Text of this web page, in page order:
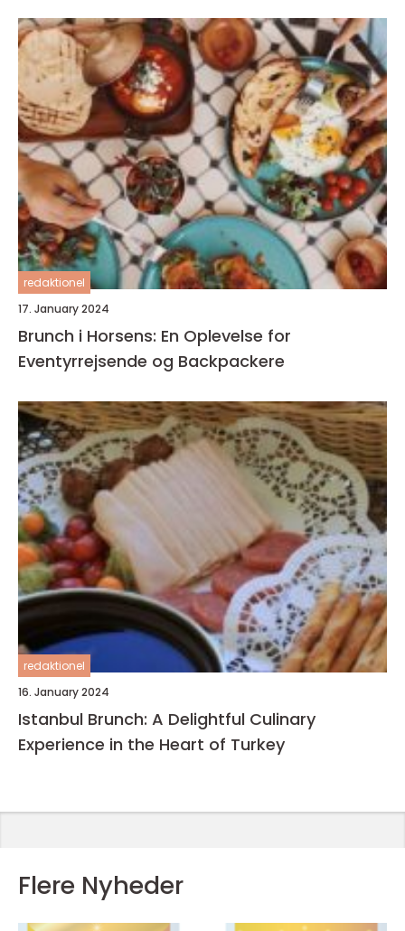
redaktionel
17. January 2024
Brunch i Horsens: En Oplevelse for
Eventyrrejsende og Backpackere
redaktionel
16. January 2024
Istanbul Brunch: A Delightful Culinary
Experience in the Heart of Turkey
Flere Nyheder